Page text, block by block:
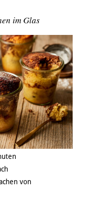
im Glas
von